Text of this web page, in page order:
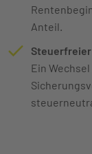
Anteil.
Ein